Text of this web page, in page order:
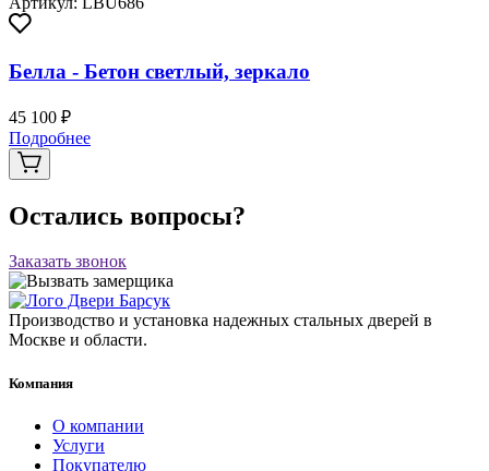
Белла - Бетон светлый, зеркало
45 100 ₽
Подробнее
Остались вопросы?
Заказать звонок
Производство и установка надежных стальных дверей в
Москве и области.
Компания
О компании
Услуги
Покупателю